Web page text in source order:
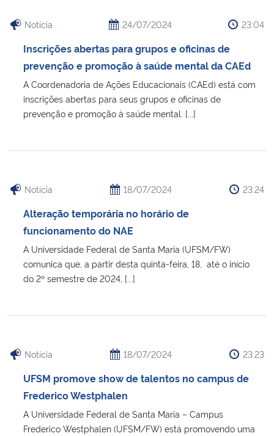
Notícia 24/07/2024 23:04
Inscrições abertas para grupos e oficinas de
prevenção e promoção à saúde mental da CAEd
A Coordenadoria de Ações Educacionais (CAEd) está com
inscrições abertas para seus grupos e oficinas de
prevenção e promoção à saúde mental. [...]
Notícia 18/07/2024 23:24
Alteração temporária no horário de
funcionamento do NAE
A Universidade Federal de Santa Maria (UFSM/FW)
comunica que, a partir desta quinta-feira, 18, até o início
do 2º semestre de 2024, [...]
Notícia 18/07/2024 23:23
UFSM promove show de talentos no campus de
Frederico Westphalen
A Universidade Federal de Santa Maria – Campus
Frederico Westphalen (UFSM/FW) está promovendo uma